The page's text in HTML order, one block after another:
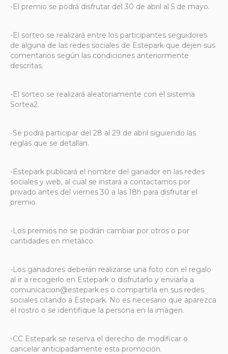
-El premio se podrá disfrutar del 30 de abril al 5 de mayo.
-El sorteo se realizará entre los participantes seguidores
de alguna de las redes sociales de Estepark que dejen sus
comentarios según las condiciones anteriormente
descritas.
-El sorteo se realizará aleatoriamente con el sistema
Sortea2.
-Se podrá participar del 28 al 29 de abril siguiendo las
reglas que se detallan.
-Estepark publicará el nombre del ganador en las redes
sociales y web, al cual se instará a contactarnos por
privado antes del viernes 30 a las 18h para disfrutar el
premio.
-Los premios no se podrán cambiar por otros o por
cantidades en metálico.
-Los ganadores deberán realizarse una foto con el regalo
al ir a recogerlo en Estepark o disfrutarlo y enviarla a
comunicacion@estepark.es o compartirla en sus redes
sociales citando a Estepark. No es necesario que aparezca
el rostro o se identifique la persona en la imagen.
-CC Estepark se reserva el derecho de modificar o
cancelar anticipadamente esta promoción.